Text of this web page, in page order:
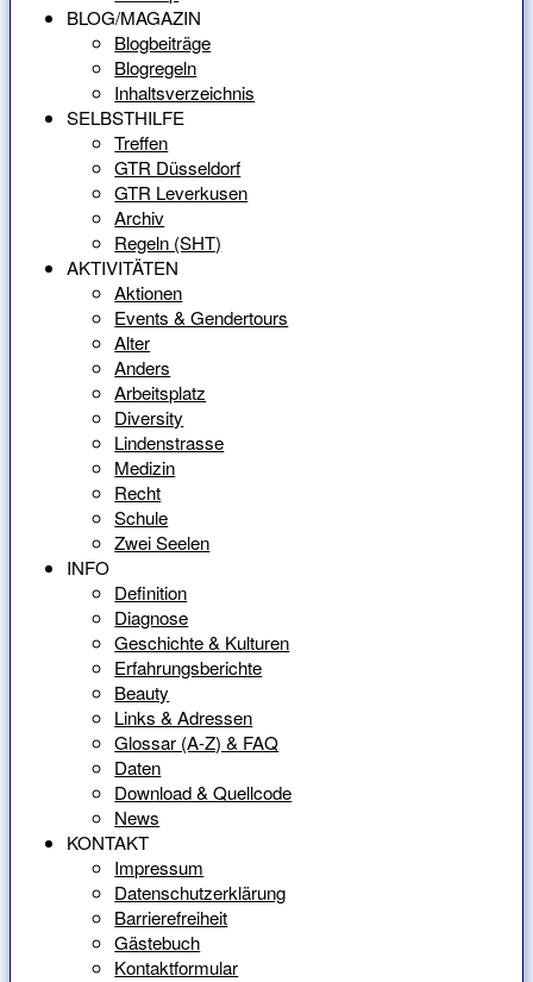
BLOG/MAGAZIN
Blogbeiträge
Blogregeln
Inhaltsverzeichnis
SELBSTHILFE
Treffen
GTR Düsseldorf
GTR Leverkusen
Archiv
Regeln (SHT)
AKTIVITÄTEN
Aktionen
Events & Gendertours
Alter
Anders
Arbeitsplatz
Diversity
Lindenstrasse
Medizin
Recht
Schule
Zwei Seelen
INFO
Definition
Diagnose
Geschichte & Kulturen
Erfahrungsberichte
Beauty
Links & Adressen
Glossar (A-Z) & FAQ
Daten
Download & Quellcode
News
KONTAKT
Impressum
Datenschutzerklärung
Barrierefreiheit
Gästebuch
Kontaktformular